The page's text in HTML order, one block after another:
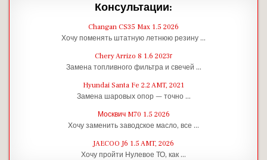
Консультации:
Changan CS35 Max 1.5 2026
Хочу поменять штатную летнюю резину …
Chery Arrizo 8 1.6 2023г
Замена топливного фильтра и свечей …
Hyundai Santa Fe 2.2 AMT, 2021
Замена шаровых опор — точно …
Москвич M70 1.5 2026
Хочу заменить заводское масло, все …
JAECOO J6 1.5 AMT, 2026
Хочу пройти Нулевое ТО, как …